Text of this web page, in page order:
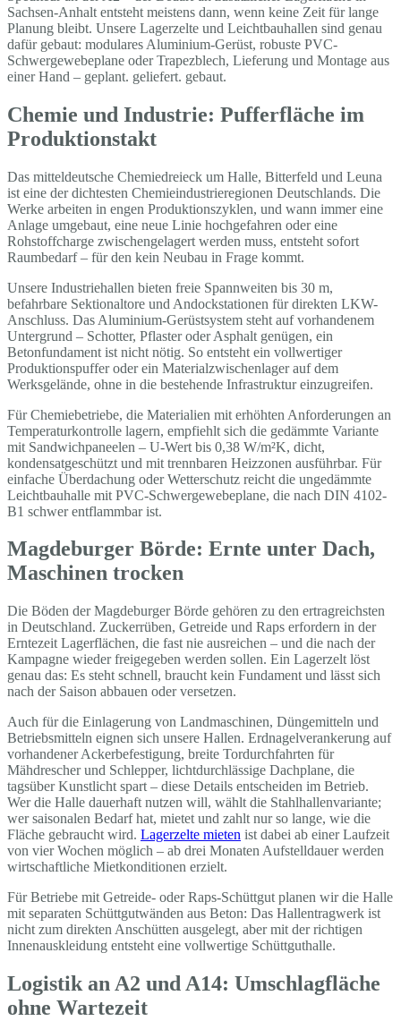
Sachsen-Anhalt entsteht meistens dann, wenn keine Zeit für lange
Planung bleibt. Unsere Lagerzelte und Leichtbauhallen sind genau
dafür gebaut: modulares Aluminium-Gerüst, robuste PVC-
Schwergewebeplane oder Trapezblech, Lieferung und Montage aus
einer Hand – geplant. geliefert. gebaut.
Chemie und Industrie: Pufferfläche im
Produktionstakt
Das mitteldeutsche Chemiedreieck um Halle, Bitterfeld und Leuna
ist eine der dichtesten Chemieindustrieregionen Deutschlands. Die
Werke arbeiten in engen Produktionszyklen, und wann immer eine
Anlage umgebaut, eine neue Linie hochgefahren oder eine
Rohstoffcharge zwischengelagert werden muss, entsteht sofort
Raumbedarf – für den kein Neubau in Frage kommt.
Unsere Industriehallen bieten freie Spannweiten bis 30 m,
befahrbare Sektionaltore und Andockstationen für direkten LKW-
Anschluss. Das Aluminium-Gerüstsystem steht auf vorhandenem
Untergrund – Schotter, Pflaster oder Asphalt genügen, ein
Betonfundament ist nicht nötig. So entsteht ein vollwertiger
Produktionspuffer oder ein Materialzwischenlager auf dem
Werksgelände, ohne in die bestehende Infrastruktur einzugreifen.
Für Chemiebetriebe, die Materialien mit erhöhten Anforderungen an
Temperaturkontrolle lagern, empfiehlt sich die gedämmte Variante
mit Sandwichpaneelen – U-Wert bis 0,38 W/m²K, dicht,
kondensatgeschützt und mit trennbaren Heizzonen ausführbar. Für
einfache Überdachung oder Wetterschutz reicht die ungedämmte
Leichtbauhalle mit PVC-Schwergewebeplane, die nach DIN 4102-
B1 schwer entflammbar ist.
Magdeburger Börde: Ernte unter Dach,
Maschinen trocken
Die Böden der Magdeburger Börde gehören zu den ertragreichsten
in Deutschland. Zuckerrüben, Getreide und Raps erfordern in der
Erntezeit Lagerflächen, die fast nie ausreichen – und die nach der
Kampagne wieder freigegeben werden sollen. Ein Lagerzelt löst
genau das: Es steht schnell, braucht kein Fundament und lässt sich
nach der Saison abbauen oder versetzen.
Auch für die Einlagerung von Landmaschinen, Düngemitteln und
Betriebsmitteln eignen sich unsere Hallen. Erdnagelverankerung auf
vorhandener Ackerbefestigung, breite Tordurchfahrten für
Mähdrescher und Schlepper, lichtdurchlässige Dachplane, die
tagsüber Kunstlicht spart – diese Details entscheiden im Betrieb.
Wer die Halle dauerhaft nutzen will, wählt die Stahlhallenvariante;
wer saisonalen Bedarf hat, mietet und zahlt nur so lange, wie die
Fläche gebraucht wird. Lagerzelte mieten ist dabei ab einer Laufzeit
von vier Wochen möglich – ab drei Monaten Aufstelldauer werden
wirtschaftliche Mietkonditionen erzielt.
Für Betriebe mit Getreide- oder Raps-Schüttgut planen wir die Halle
mit separaten Schüttgutwänden aus Beton: Das Hallentragwerk ist
nicht zum direkten Anschütten ausgelegt, aber mit der richtigen
Innenauskleidung entsteht eine vollwertige Schüttguthalle.
Logistik an A2 und A14: Umschlagfläche
ohne Wartezeit